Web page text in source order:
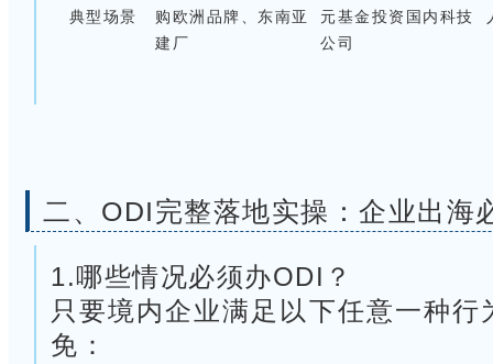
典型场景
购欧洲品牌、东南亚
建厂
元基金投资国内科技
公司
二、 ODI完整落地实操：企业出海
1.哪些情况必须办ODI？
只要境内企业满足以下任意一种
免：